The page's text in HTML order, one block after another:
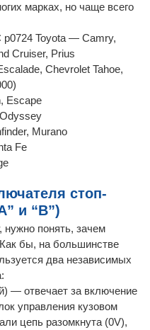
марках, но чаще всего
p0724 Toyota — Camry,
Cruiser, Prius
Chevrolet Tahoe,
Escape
Murano
Fe
стоп-
и “B”)
нужно понять, зачем
бы, на большинстве
два независимых
— отвечает за включение
управления кузовом
цепь разомкнута (0V),